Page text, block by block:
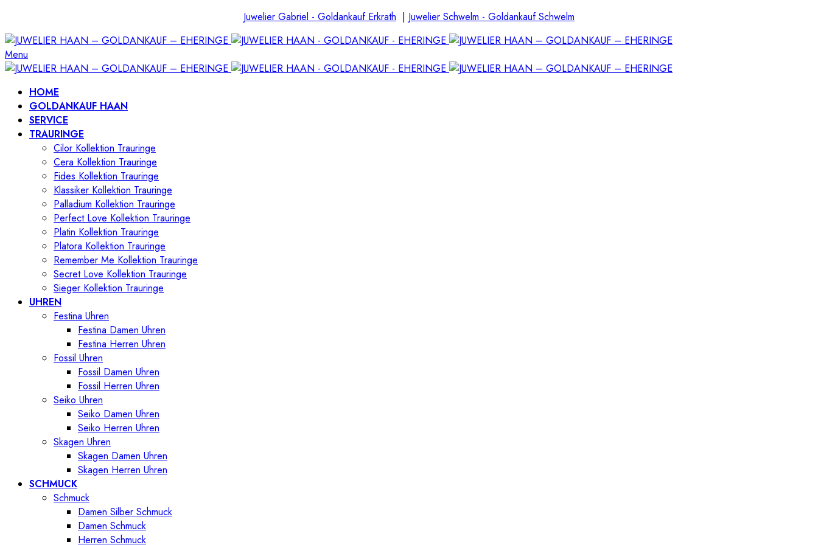
Juwelier Gabriel - Goldankauf Erkrath | Juwelier Schwelm - Goldankauf Schwelm
Menu
HOME
GOLDANKAUF HAAN
SERVICE
TRAURINGE
Cilor Kollektion Trauringe
Cera Kollektion Trauringe
Fides Kollektion Trauringe
Klassiker Kollektion Trauringe
Palladium Kollektion Trauringe
Perfect Love Kollektion Trauringe
Platin Kollektion Trauringe
Platora Kollektion Trauringe
Remember Me Kollektion Trauringe
Secret Love Kollektion Trauringe
Sieger Kollektion Trauringe
UHREN
Festina Uhren
Festina Damen Uhren
Festina Herren Uhren
Fossil Uhren
Fossil Damen Uhren
Fossil Herren Uhren
Seiko Uhren
Seiko Damen Uhren
Seiko Herren Uhren
Skagen Uhren
Skagen Damen Uhren
Skagen Herren Uhren
SCHMUCK
Schmuck
Damen Silber Schmuck
Damen Schmuck
Herren Schmuck